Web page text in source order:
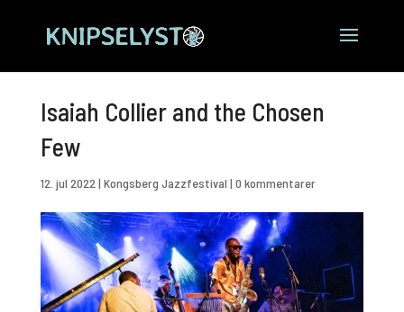
Isaiah Collier and the Chosen
Few
12. jul 2022 | Kongsberg Jazzfestival | 0 kommentarer